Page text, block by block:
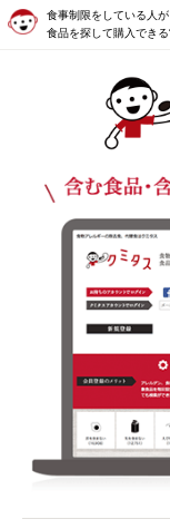
食事制限をしている人が
食品を探して購入できる